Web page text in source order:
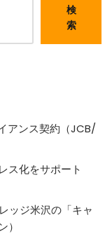
検
索
アンス契約（JCB/
ス化をサポート
ッジ米沢の「キャ